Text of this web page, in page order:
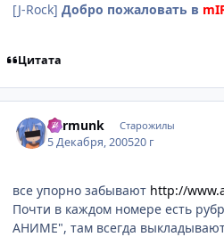
[J-Rock] Добро пожаловать в
Цитата
Barmunk Старожилы
5 Декабря, 200520 г
все упорно забывают http://
Почти в каждом номере есть
АНИМЕ", там всегда